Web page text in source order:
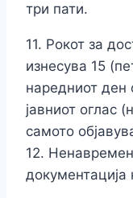
три пати.
11. Рокот за
изнесува 15
наредниот ден
јавниот оглас
самото
12.